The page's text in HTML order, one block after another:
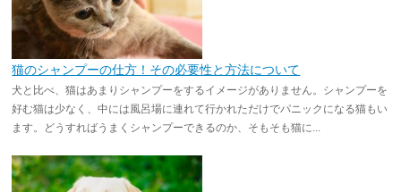
猫のシャンプーの仕方！その必要性と方法について
犬と比べ、猫はあまりシャンプーをするイメージがありません。シャンプーを
好む猫は少なく、中には風呂場に連れて行かれただけでパニックになる猫もい
ます。どうすればうまくシャンプーできるのか、そもそも猫に...